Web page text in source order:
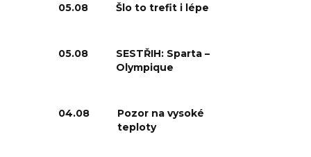
05.08 Šlo to trefit i lépe
05.08
SESTŘIH: Sparta –
Olympique
04.08
Pozor na vysoké
teploty